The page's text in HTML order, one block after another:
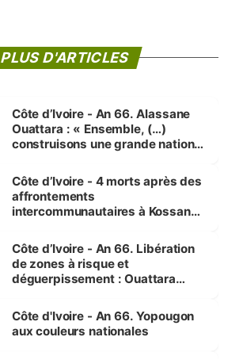
PLUS D'ARTICLES
Côte d’Ivoire - An 66. Alassane
Ouattara : « Ensemble, (…)
construisons une grande nation
générations futures »
Côte d’Ivoire - 4 morts après des
affrontements
intercommunautaires à Kossandji
milieu des sinistrés
Côte d’Ivoire - An 66. Libération
de zones à risque et
déguerpissement : Ouattara
l'Etat de droit pour préserver les
vies humaines »
Côte d'Ivoire - An 66. Yopougon
aux couleurs nationales